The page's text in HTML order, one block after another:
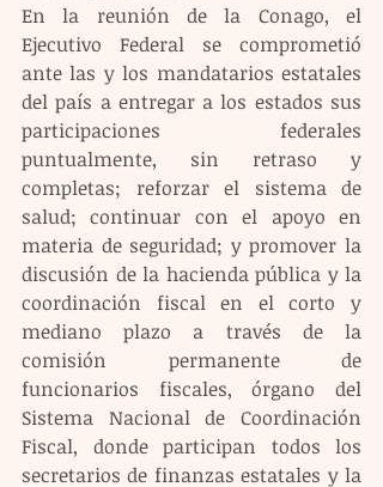
En la reunión de la Conago, el
Ejecutivo Federal se comprometió
ante las y los mandatarios estatales
del país a entregar a los estados sus
participaciones federales
puntualmente, sin retraso y
completas; reforzar el sistema de
salud; continuar con el apoyo en
materia de seguridad; y promover la
discusión de la hacienda pública y la
coordinación fiscal en el corto y
mediano plazo a través de la
comisión permanente de
funcionarios fiscales, órgano del
Sistema Nacional de Coordinación
Fiscal, donde participan todos los
secretarios de finanzas estatales y la